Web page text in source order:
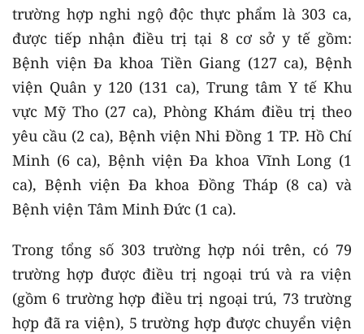
trường hợp nghi ngộ độc thực phẩm là 303 ca,
được tiếp nhận điều trị tại 8 cơ sở y tế gồm:
Bệnh viện Đa khoa Tiền Giang (127 ca), Bệnh
viện Quân y 120 (131 ca), Trung tâm Y tế Khu
vực Mỹ Tho (27 ca), Phòng Khám điều trị theo
yêu cầu (2 ca), Bệnh viện Nhi Đồng 1 TP. Hồ Chí
Minh (6 ca), Bệnh viện Đa khoa Vĩnh Long (1
ca), Bệnh viện Đa khoa Đồng Tháp (8 ca) và
Bệnh viện Tâm Minh Đức (1 ca).
Trong tổng số 303 trường hợp nói trên, có 79
trường hợp được điều trị ngoại trú và ra viện
(gồm 6 trường hợp điều trị ngoại trú, 73 trường
hợp đã ra viện), 5 trường hợp được chuyển viện